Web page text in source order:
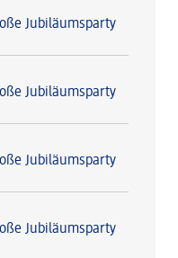
Jubiläumsparty
Jubiläumsparty
Jubiläumsparty
Jubiläumsparty